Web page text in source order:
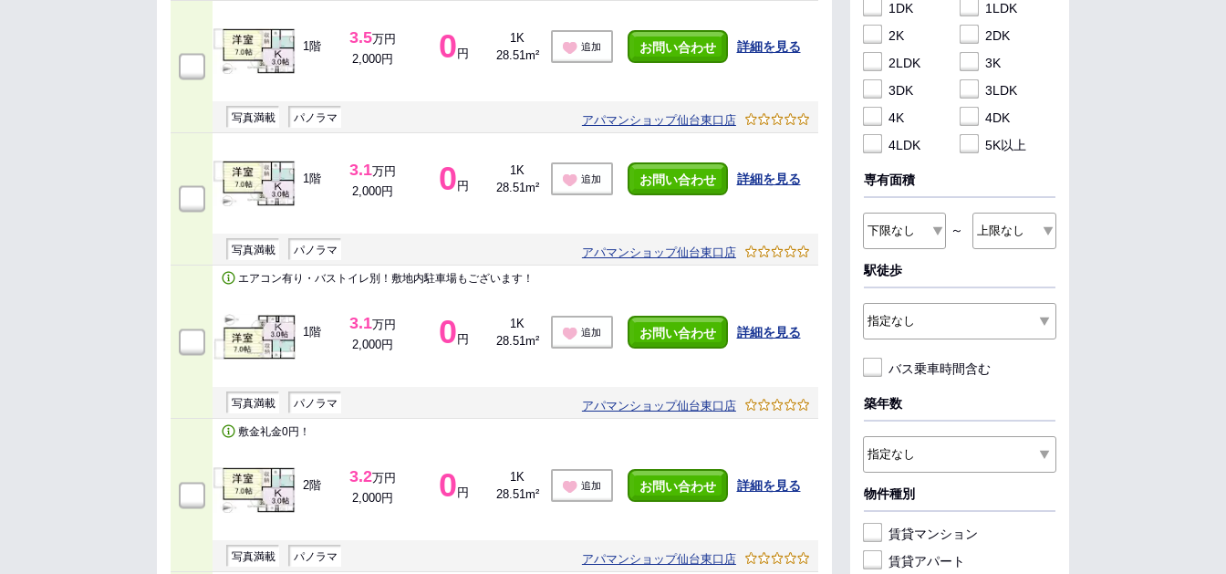
1階 3.5万円
2,000円
0 円
1K
28.51m²
追加 お問い合わせ 詳細を見る
写真満載 パノラマ アパマンショップ仙台東口店
1階 3.1万円
2,000円
0 円
1K
28.51m²
追加 お問い合わせ 詳細を見る
写真満載 パノラマ アパマンショップ仙台東口店
エアコン有り・バストイレ別！敷地内駐車場もございます！
1階 3.1万円
2,000円
0 円
1K
28.51m²
追加 お問い合わせ 詳細を見る
写真満載 パノラマ アパマンショップ仙台東口店
敷金礼金0円！
2階 3.2万円
2,000円
0 円
1K
28.51m²
追加 お問い合わせ 詳細を見る
写真満載 パノラマ アパマンショップ仙台東口店
1DK
1LDK
2K
2DK
2LDK
3K
3DK
3LDK
4K
4DK
4LDK
5K以上
専有面積
～
駅徒歩
バス乗車時間含む
築年数
物件種別
賃貸マンション
賃貸アパート